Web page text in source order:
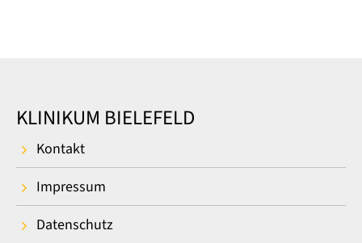
KLINIKUM BIELEFELD
Kontakt
Impressum
Datenschutz